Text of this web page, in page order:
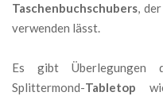
Taschenbuchschubers,
verwenden lässt.
Es gibt
Splittermond-Tabletop